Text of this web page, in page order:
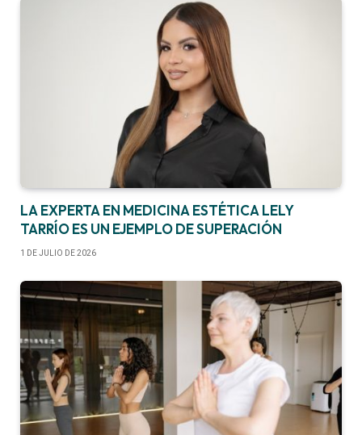
LA EXPERTA EN MEDICINA ESTÉTICA LELY
TARRÍO ES UN EJEMPLO DE SUPERACIÓN
1 DE JULIO DE 2026